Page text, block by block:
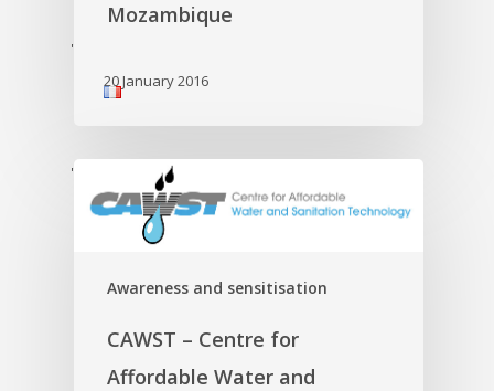
'
Mozambique
20 January 2016
'
Awareness and sensitisation
CAWST – Centre for
Affordable Water and